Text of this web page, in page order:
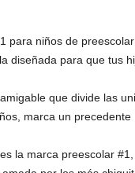
para niños de
diseñada para que tus
que divide las
marca un precedente
es la marca preescolar